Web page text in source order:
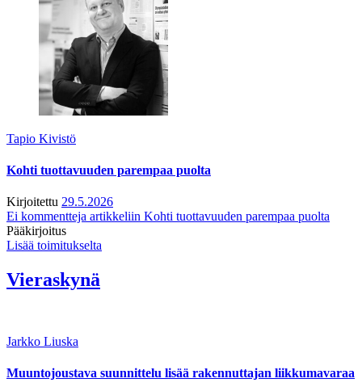
Tapio Kivistö
Kohti tuottavuuden parempaa puolta
Kirjoitettu 29.5.2026
Ei kommentteja artikkeliin Kohti tuottavuuden parempaa puolta
Pääkirjoitus
Lisää toimitukselta
Vieraskynä
Jarkko Liuska
Muuntojoustava suunnittelu lisää rakennuttajan liikkumavaraa